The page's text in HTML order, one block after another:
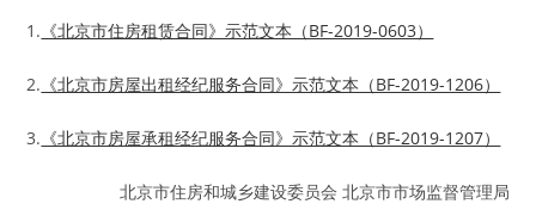
1. 《北京市住房租赁合同》示范文本（BF-2019-0603）
2. 《北京市房屋出租经纪服务合同》示范文本（BF-2019-1206）
3. 《北京市房屋承租经纪服务合同》示范文本（BF-2019-1207）
北京市住房和城乡建设委员会 北京市市场监督管理局